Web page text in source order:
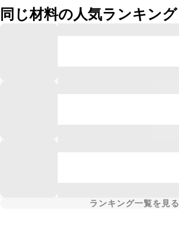
同じ材料の人気ランキング
ランキング一覧を見る